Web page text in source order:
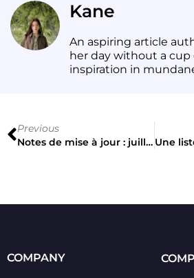
Kane
An aspiring article
her day without a cup
inspiration in
Previous
Notes de mise à jour : juillet 2025
COMPANY